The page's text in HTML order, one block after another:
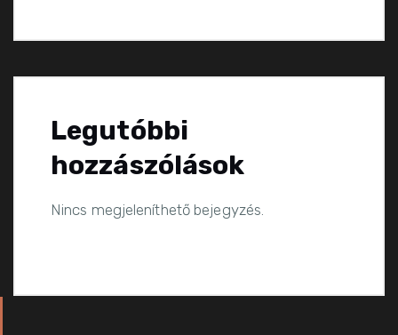
Legutóbbi
hozzászólások
Nincs megjeleníthető bejegyzés.